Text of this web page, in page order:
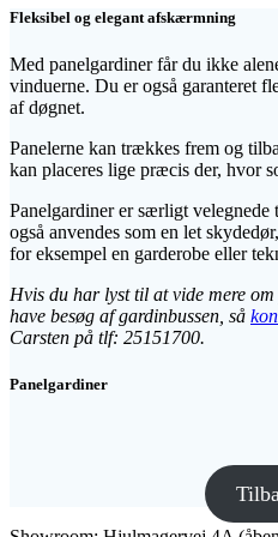
Fleksibel og elegant afskærmning
Med panelgardiner får du ikke
vinduerne. Du er også garanteret
af døgnet.
Panelerne kan trækkes frem og
kan placeres lige præcis der, hvor
Panelgardiner er særligt velegnede
også anvendes som en let
for eksempel en garderobe eller
Hvis du har lyst til at vide mere
have besøg af gardinbussen, så
Carsten på tlf: 25151700.
Panelgardiner